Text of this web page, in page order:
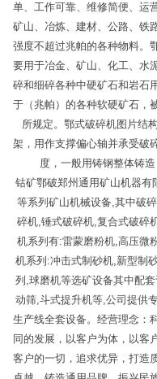
单、工作可靠、维修简便、运
矿山、冶炼、建材、公路、铁
强度不超过兆帕的各种物料。
要用于冶金、矿山、化工、水
碎和细碎各种中硬矿石和岩石
于（兆帕）的各种软硬矿石，
所规定。鄂式破碎机图片结
架，用作支撑偏心轴并承受破
度，一般用铸钢整体铸
钴矿鄂破郑州通用矿山机器
等系列矿山机械设备,其中破
碎机,锤式破碎机,复合式破碎
机系列有:雷蒙磨粉机,高压微
机系列:冲击式制砂机,新型制
列,球磨机等选矿设备其中配
动筛,斗式提升机等,公司提供
生产线全套设备。经营理念：
同的发展，以客户为体，以客
客户的一切，追求优异，打造